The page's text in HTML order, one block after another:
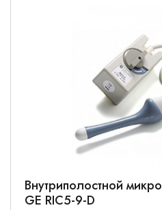
Внутриполостной
GE RIC5-9-D